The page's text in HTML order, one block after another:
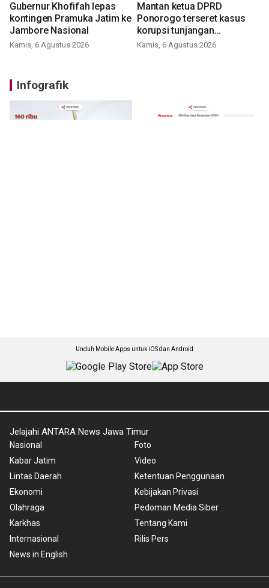
Gubernur Khofifah lepas
kontingen Pramuka Jatim ke
Jambore Nasional
Kamis, 6 Agustus 2026
Mantan ketua DPRD
Ponorogo terseret kasus
korupsi tunjangan
perumahan
Kamis, 6 Agustus 2026
Infografik
Unduh Mobile Apps untuk iOS dan Android
Jelajahi ANTARA News Jawa Timur
Nasional
Kabar Jatim
Lintas Daerah
Ekonomi
Olahraga
Karkhas
Internasional
News in English
Foto
Video
Ketentuan Penggunaan
Kebijakan Privasi
Pedoman Media Siber
Tentang Kami
Rilis Pers